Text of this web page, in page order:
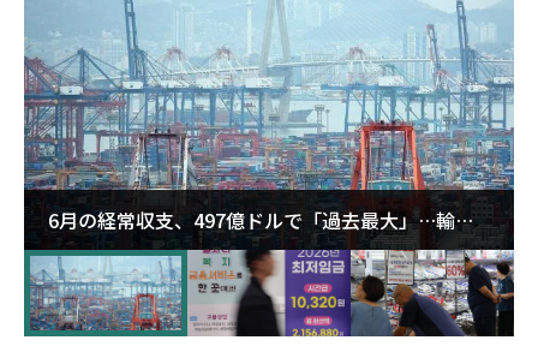
6月の経常収支、497億ドルで「過去最大」…輸出
が初の1000億ドル突破